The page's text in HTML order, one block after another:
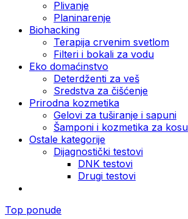
Plivanje
Planinarenje
Biohacking
Terapija crvenim svetlom
Filteri i bokali za vodu
Eko domaćinstvo
Deterdženti za veš
Sredstva za čišćenje
Prirodna kozmetika
Gelovi za tuširanje i sapuni
Šamponi i kozmetika za kosu
Ostale kategorije
Dijagnostički testovi
DNK testovi
Drugi testovi
Top ponude